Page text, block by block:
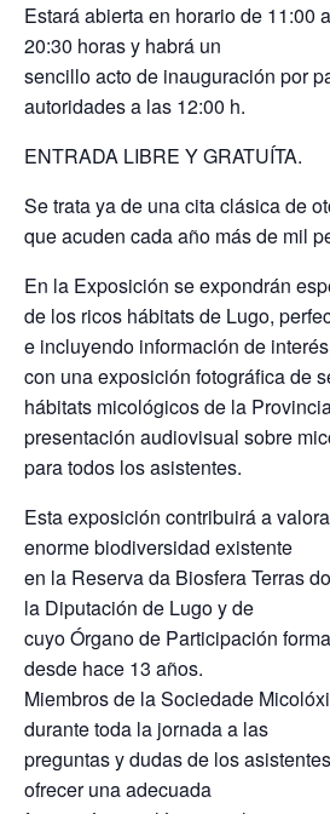
Estará abierta en horario de 11:00
20:30 horas y habrá un
sencillo acto de inauguración por
autoridades a las 12:00 h.
ENTRADA LIBRE Y GRATUÍTA.
Se trata ya de una cita clásica de
que acuden cada año más de mil
En la Exposición se expondrán
de los ricos hábitats de Lugo,
e incluyendo información de
con una exposición fotográfica de
hábitats micológicos de la
presentación audiovisual sobre
para todos los asistentes.
Esta exposición contribuirá a
enorme biodiversidad existente
en la Reserva da Biosfera Terras
la Diputación de Lugo y de
cuyo Órgano de Participación
desde hace 13 años.
Miembros de la Sociedade
durante toda la jornada a las
preguntas y dudas de los
ofrecer una adecuada